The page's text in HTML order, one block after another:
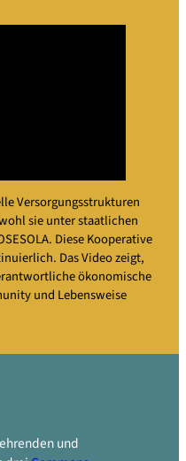
Versorgungsstrukturen
sie unter staatlichen
Diese Kooperative
Das Video zeigt,
ökonomische
und Lebensweise
und